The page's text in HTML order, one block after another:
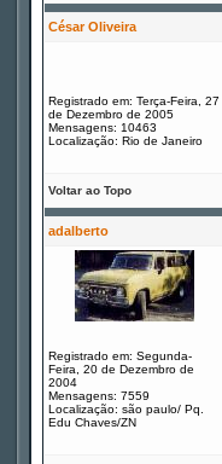
César Oliveira
Registrado em: Terça-Feira, 27
de Dezembro de 2005
Mensagens: 10463
Localização: Rio de Janeiro
Voltar ao Topo
adalberto
Registrado em: Segunda-
Feira, 20 de Dezembro de
2004
Mensagens: 7559
Localização: são paulo/ Pq.
Edu Chaves/ZN